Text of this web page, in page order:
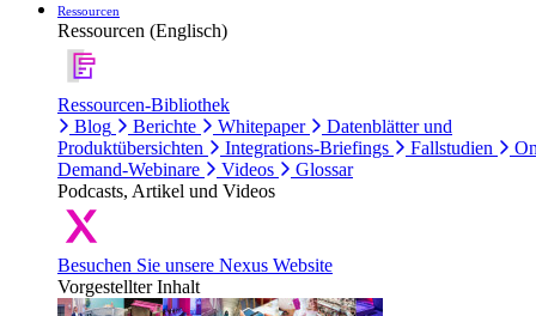
Ressourcen
Ressourcen (Englisch)
Ressourcen-Bibliothek
Blog
Berichte Whitepaper
Datenblätter und
Produktübersichten
Integrations-Briefings Fallstudien
Demand-Webinare
Videos
Glossar
Podcasts, Artikel und Videos
Besuchen Sie unsere Nexus Website
Vorgestellter Inhalt